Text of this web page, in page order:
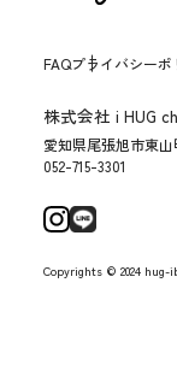
FAQプライバシーポ
株式会社 i HUG
愛知県尾張旭市東
052-715-3301
Copyrights © 2024